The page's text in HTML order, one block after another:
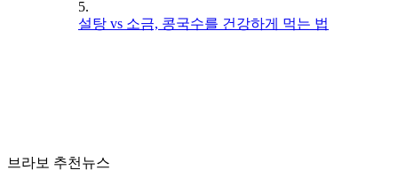
5.
설탕 vs 소금, 콩국수를 건강하게 먹는 법
브라보 추천뉴스